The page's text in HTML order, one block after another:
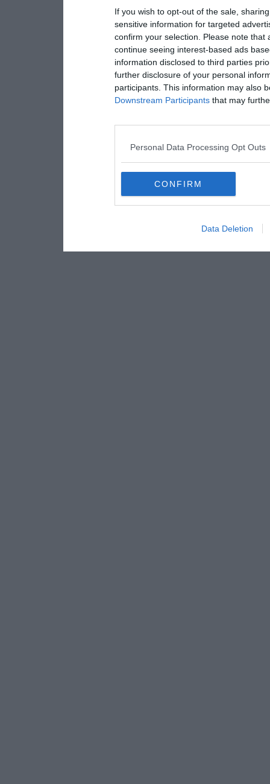
If you wish to opt-out of the sale,
sensitive information for targeted
confirm your selection. Please note
continue seeing interest-based ads
information disclosed to third parties
further disclosure of your personal
participants. This information may also
Downstream Participants that may
Personal Data Processing Opt Outs
CONFIRM
Data Deletion